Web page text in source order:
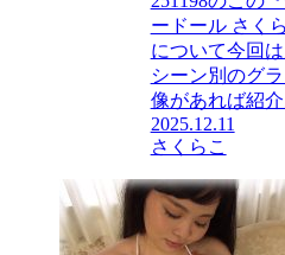
ードール さく
について今回
シーン別のグ
像があれば紹
2025.12.11
さくらこ